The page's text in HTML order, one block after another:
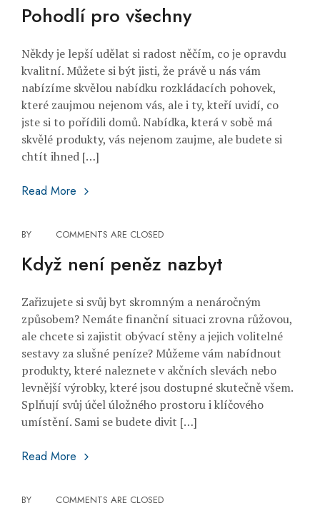
Pohodlí pro všechny
Někdy je lepší udělat si radost něčím, co je opravdu
kvalitní. Můžete si být jisti, že právě u nás vám
nabízíme skvělou nabídku rozkládacích pohovek,
které zaujmou nejenom vás, ale i ty, kteří uvidí, co
jste si to pořídili domů. Nabídka, která v sobě má
skvělé produkty, vás nejenom zaujme, ale budete si
chtít ihned […]
Pohodlí pro všechny
Read More
BY COMMENTS ARE CLOSED
Když není peněz nazbyt
Zařizujete si svůj byt skromným a nenáročným
způsobem? Nemáte finanční situaci zrovna růžovou,
ale chcete si zajistit obývací stěny a jejich volitelné
sestavy za slušné peníze? Můžeme vám nabídnout
produkty, které naleznete v akčních slevách nebo
levnější výrobky, které jsou dostupné skutečně všem.
Splňují svůj účel úložného prostoru i klíčového
umístění. Sami se budete divit […]
Když není peněz nazbyt
Read More
BY COMMENTS ARE CLOSED